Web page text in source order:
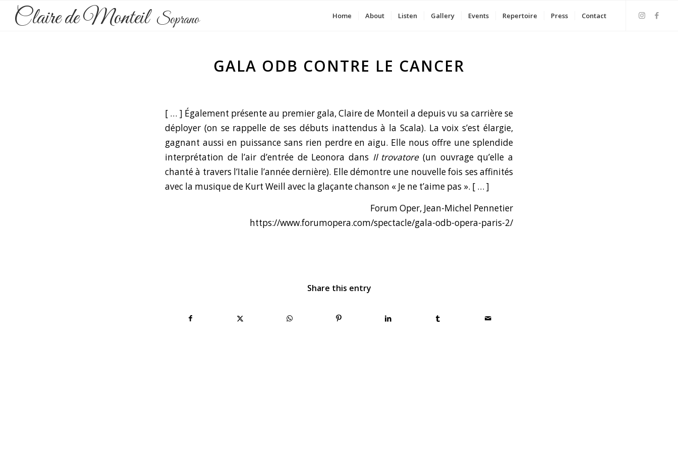
Claire de Monteil Soprano Home About Listen Gallery Events Repertoire Press Contact
GALA ODB CONTRE LE CANCER
[ … ] Également présente au premier gala, Claire de Monteil a depuis vu sa carrière se
déployer (on se rappelle de ses débuts inattendus à la Scala). La voix s’est élargie,
gagnant aussi en puissance sans rien perdre en aigu. Elle nous offre une splendide
interprétation de l’air d’entrée de Leonora dans Il trovatore(un ouvrage qu’elle a
chanté à travers l’Italie l’année dernière). Elle démontre une nouvelle fois ses affinités
avec la musique de Kurt Weill avec la glaçante chanson « Je ne t’aime pas ». [ … ]
Forum Oper, Jean-Michel Pennetier
https://www.forumopera.com/spectacle/gala-odb-opera-paris-2/
Share this entry